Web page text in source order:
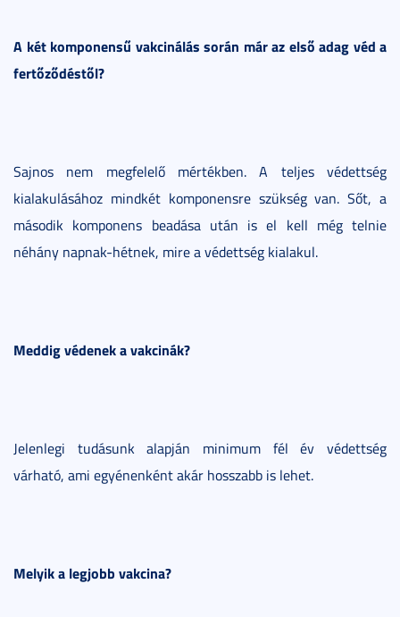
A két komponensű vakcinálás során már az első adag véd a
fertőződéstől?
Sajnos nem megfelelő mértékben. A teljes védettség
kialakulásához mindkét komponensre szükség van. Sőt, a
második komponens beadása után is el kell még telnie
néhány napnak-hétnek, mire a védettség kialakul.
Meddig védenek a vakcinák?
Jelenlegi tudásunk alapján minimum fél év védettség
várható, ami egyénenként akár hosszabb is lehet.
Melyik a legjobb vakcina?